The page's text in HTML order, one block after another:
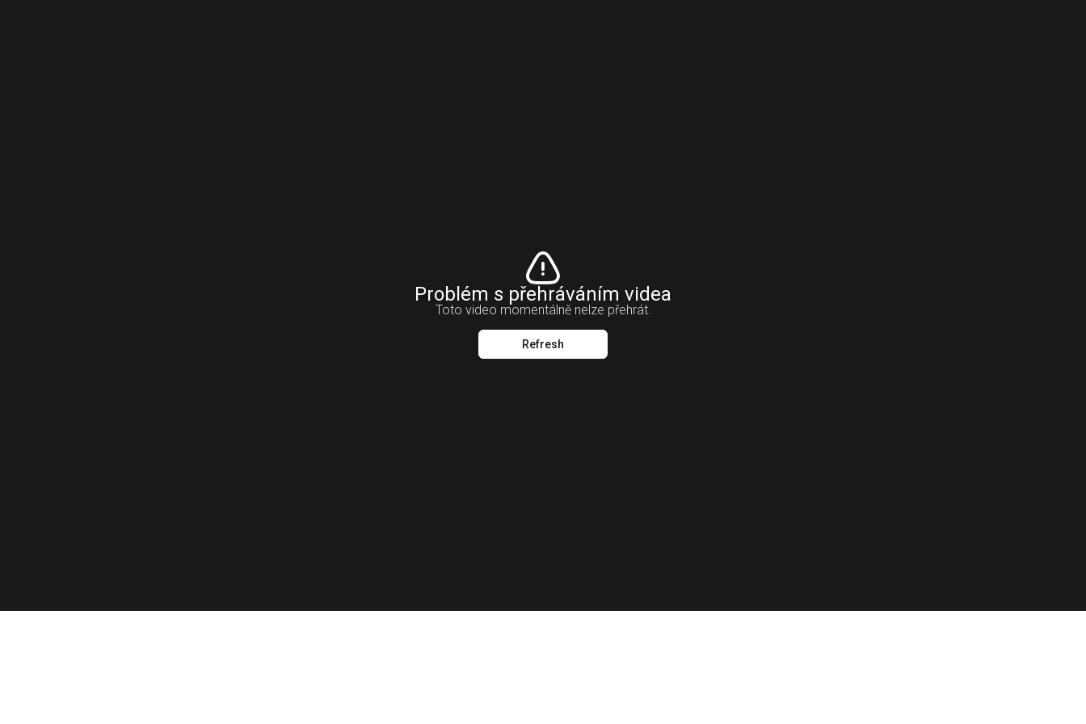
Problém s přehráváním videa
Toto video momentálně nelze přehrát.
Refresh